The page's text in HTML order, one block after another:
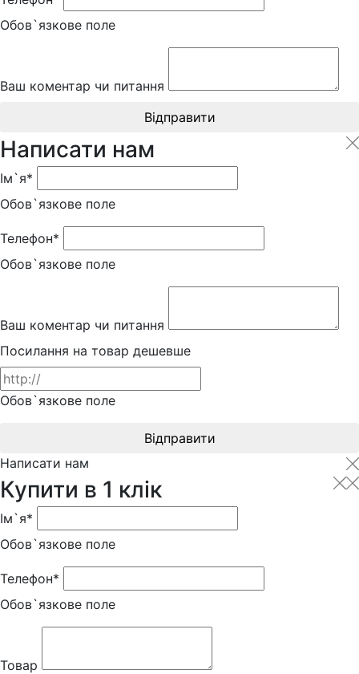
Обов`язкове поле
Ваш коментар чи питання
Відправити
Написати нам
Ім`я*
Обов`язкове поле
Телефон*
Обов`язкове поле
Ваш коментар чи питання
Посилання на товар дешевше
Обов`язкове поле
Відправити
Написати нам
Купити в 1 клік
Ім`я*
Обов`язкове поле
Телефон*
Обов`язкове поле
Товар